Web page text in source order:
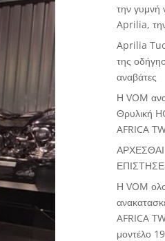
την γυμνή
Aprilia,
Aprilia
της
αναβάτες
Η VOM
Θρυλική
AFRICA
Η VOM
AFRICA
μοντέλο